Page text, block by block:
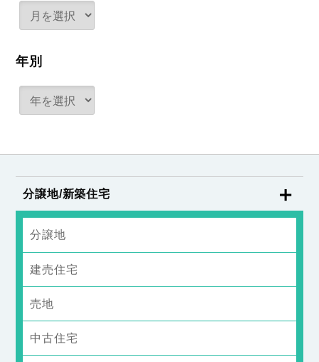
年別
分譲地/新築住宅
分譲地
建売住宅
売地
中古住宅